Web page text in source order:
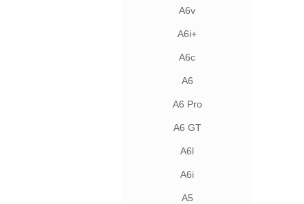
A6v
A6i+
A6c
A6
A6 Pro
A6 GT
A6l
A6i
A5